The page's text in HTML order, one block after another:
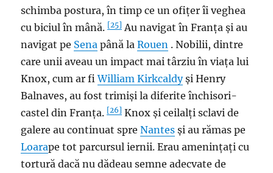
schimba postura, în timp ce un ofițer îi veghea
cu biciul în mână.[25] Au navigat în Franța și au
navigat pe Sena până laRouen . Nobilii, dintre
care unii aveau un impact mai târziu în viața lui
Knox, cum ar fiWilliam Kirkcaldyși Henry
Balnaves, au fost trimiși la diferite închisori-
castel din Franța.[26] Knox și ceilalți sclavi de
galere au continuat spreNantes și au rămas pe
Loarape tot parcursul iernii. Erau amenințați cu
tortură dacă nu dădeau semne adecvate de